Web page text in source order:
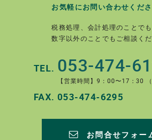
お気軽にお問い合わせくださ
税務処理、会計処理のことでも
数字以外のことでもご相談くだ
TEL. 053-474-
【営業時間】9：00〜17：30
FAX. 053-474-6295
お問合せフォー